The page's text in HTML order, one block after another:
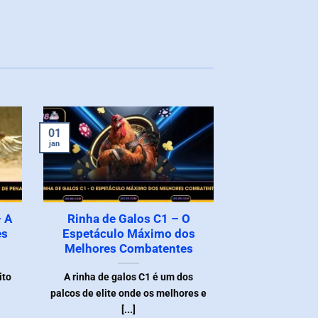
A
Rinha de Galos C1 – O
Espetáculo Máximo dos
Melhores Combatentes
A rinha de galos C1 é um dos
palcos de elite onde os melhores e
[...]
01
jan